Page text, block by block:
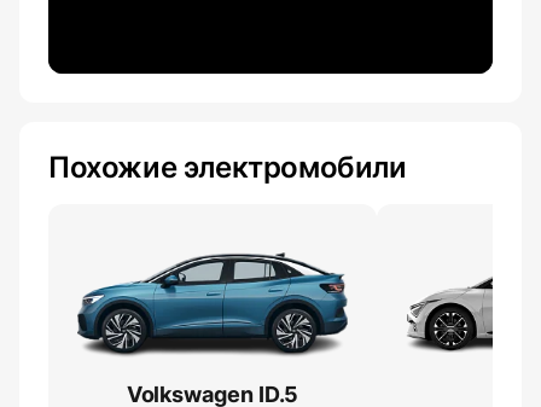
Похожие электромобили
Volkswagen ID.5